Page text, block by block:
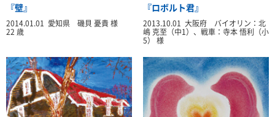
『壁』
2014.01.01 愛知県 磯貝 憂貴 様
22 歳
『ロボルト君』
2013.10.01 大阪府 バイオリン：北
嶋 克至（中1）、戦車：寺本 悟利（小
5） 様